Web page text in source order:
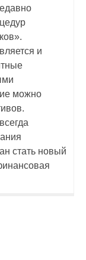
и
можно
стать новый